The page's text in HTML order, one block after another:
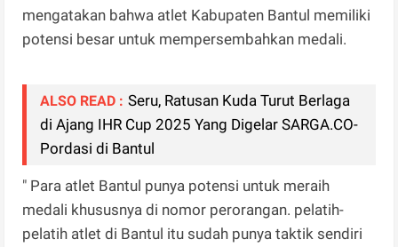
mengatakan bahwa atlet Kabupaten Bantul memiliki
potensi besar untuk mempersembahkan medali.
ALSO READ : Seru, Ratusan Kuda Turut Berlaga
di Ajang IHR Cup 2025 Yang Digelar SARGA.CO-
Pordasi di Bantul
" Para atlet Bantul punya potensi untuk meraih
medali khususnya di nomor perorangan. pelatih-
pelatih atlet di Bantul itu sudah punya taktik sendiri